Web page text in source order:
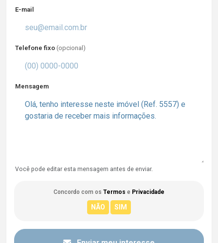
E-mail
Telefone fixo (opcional)
Mensagem
Você pode editar esta mensagem antes de enviar.
Concordo com os Termos e Privacidade